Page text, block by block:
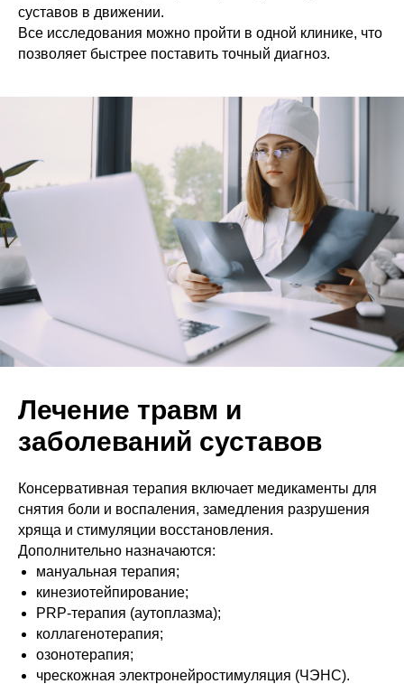
суставов в движении.
Все исследования можно пройти в одной клинике, что
позволяет быстрее поставить точный диагноз.
Лечение травм и
заболеваний суставов
Консервативная терапия включает медикаменты для
снятия боли и воспаления, замедления разрушения
хряща и стимуляции восстановления.
Дополнительно назначаются:
мануальная терапия;
кинезиотейпирование;
PRP-терапия (аутоплазма);
коллагенотерапия;
озонотерапия;
чрескожная электронейростимуляция (ЧЭНС).